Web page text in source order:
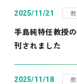
2025/11/21
手島純特任教授
刊されました
2025/11/18